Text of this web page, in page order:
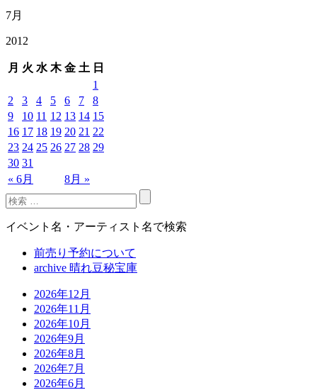
7月
2012
月 火 水 木 金 土 日
« 6月 8月 »
1
2
3 4 5 6 7
8
9
10 11 12 13 14 15
16 17 18 19 20 21 22
23 24 25 26 27 28 29
30 31
イベント名・アーティスト名で検索
前売り予約について
archive 晴れ豆秘宝庫
2026年12月
2026年11月
2026年10月
2026年9月
2026年8月
2026年7月
2026年6月